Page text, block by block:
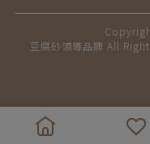
豆腐砂領導品牌 All